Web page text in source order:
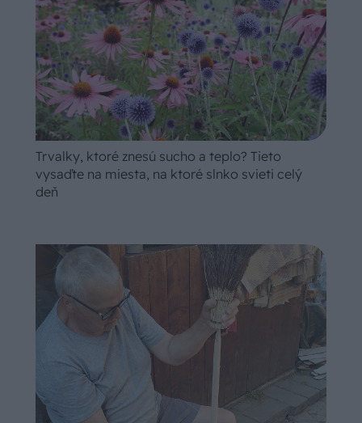
Trvalky, ktoré znesú sucho a teplo? Tieto
vysaďte na miesta, na ktoré slnko svieti celý
deň